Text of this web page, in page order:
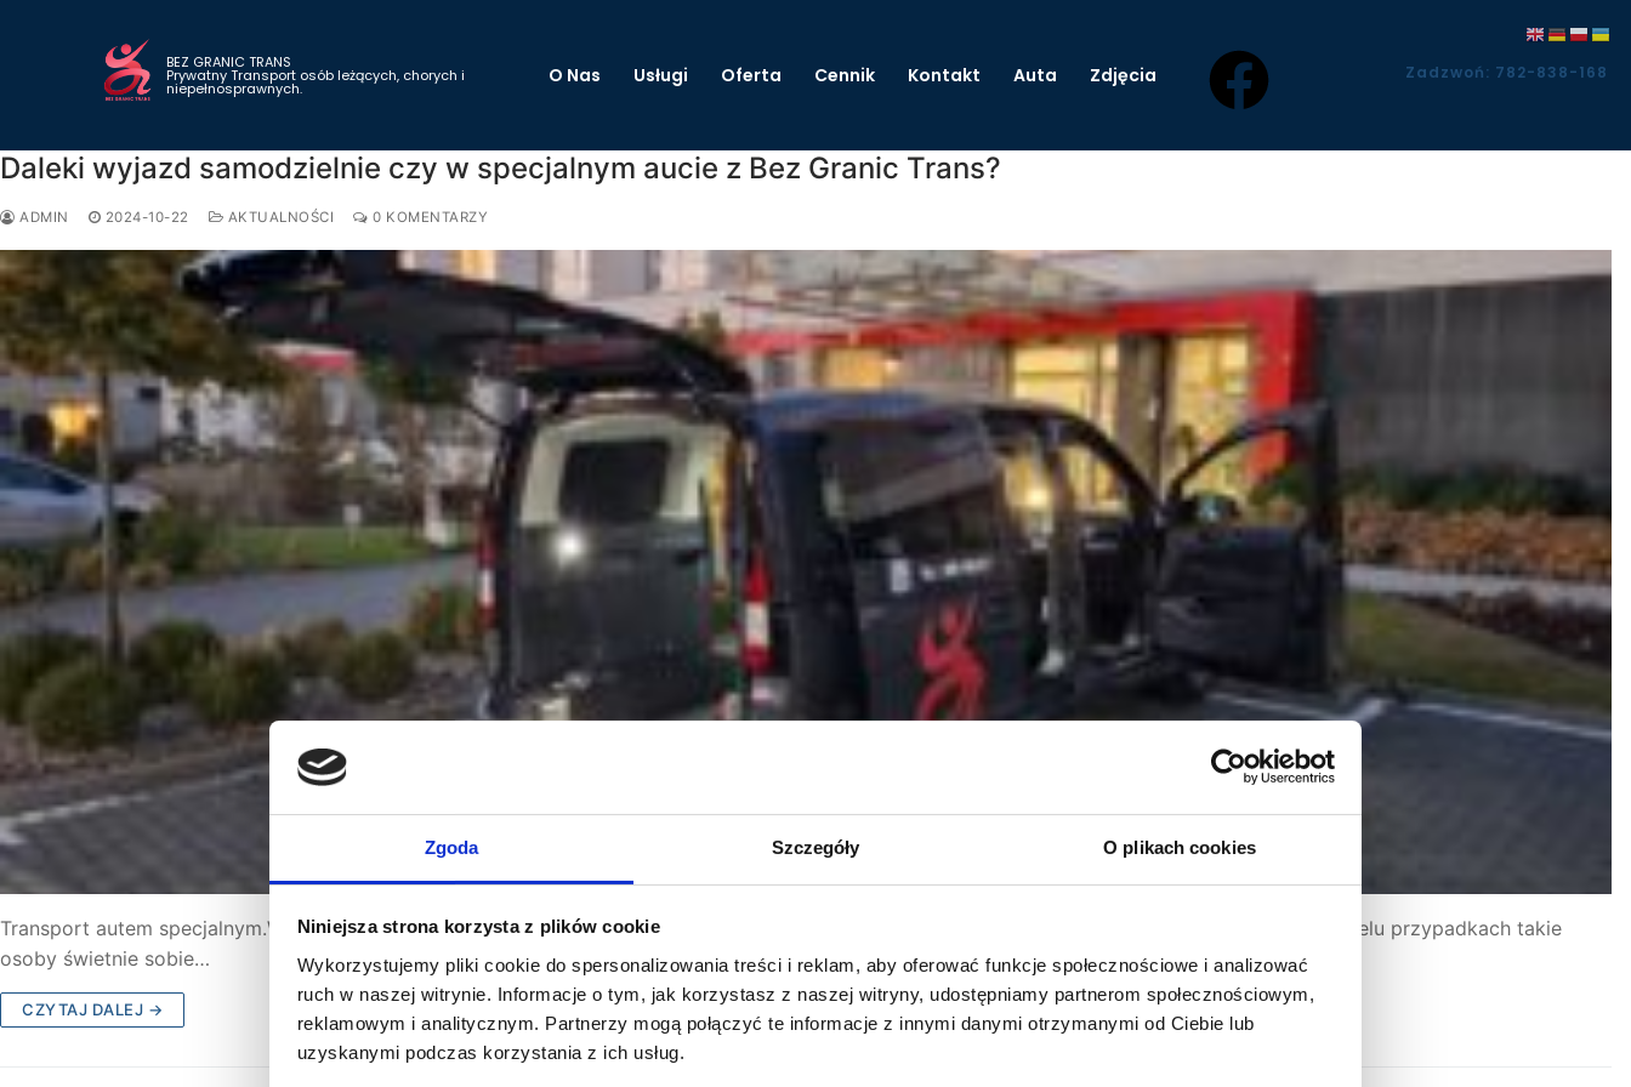
Zgoda Szczegóły O plikach cookies
Niniejsza strona korzysta z plików cookie
Wykorzystujemy pliki cookie do spersonalizowania treści i reklam, aby oferować funkcje społecznościowe i analizować
ruch w naszej witrynie. Informacje o tym, jak korzystasz z naszej witryny, udostępniamy partnerom społecznościowym,
reklamowym i analitycznym. Partnerzy mogą połączyć te informacje z innymi danymi otrzymanymi od Ciebie lub
uzyskanymi podczas korzystania z ich usług.
BEZ GRANIC TRANS
Prywatny Transport osób leżących, chorych i
niepełnosprawnych.
O Nas Usługi Oferta Cennik Kontakt Auta Zdjęcia Zadzwoń: 782-838-168
Daleki wyjazd samodzielnie czy w specjalnym aucie z Bez Granic Trans?
ADMIN 2024-10-22 AKTUALNOŚCI 0 KOMENTARZY
Transport autem specjalnym.W drogę z Bez Granic Trans W Polsce prawo nie zabrania prowadzenia pojazdów przez osoby niepełnosprawne. W wielu przypadkach takie
osoby świetnie sobie…
CZYTAJ DALEJ →